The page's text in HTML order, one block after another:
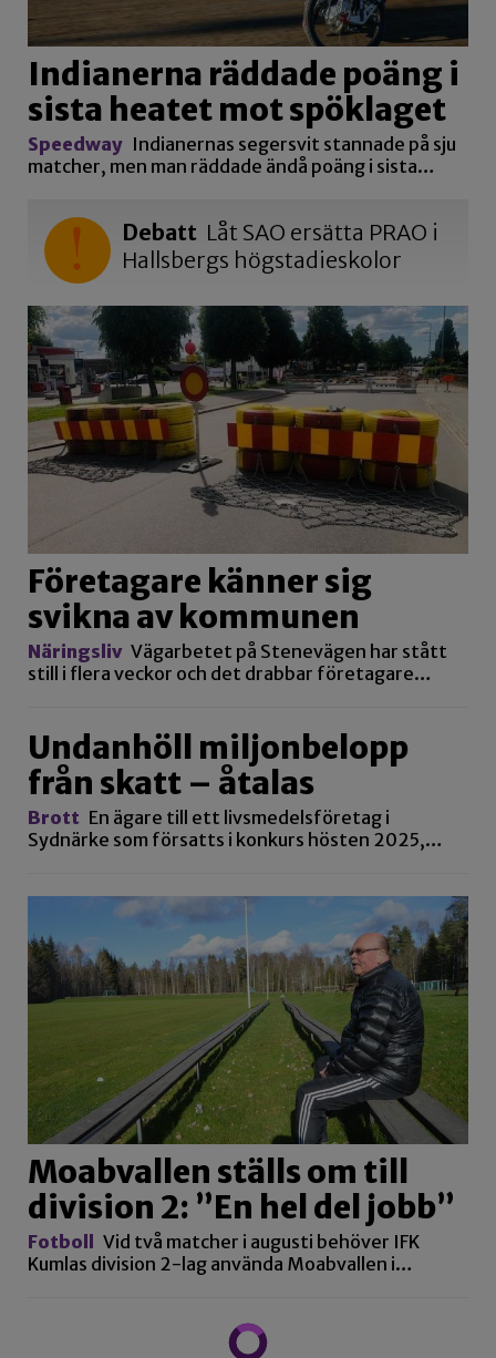
Indianerna räddade poäng i
sista heatet mot spöklaget
Speedway Indianernas segersvit stannade på sju
matcher, men man räddade ändå poäng i sista…
Debatt Låt SAO ersätta PRAO i
Hallsbergs högstadieskolor
Företagare känner sig
svikna av kommunen
Näringsliv Vägarbetet på Stenevägen har stått
still i flera veckor och det drabbar företagare…
Undanhöll miljonbelopp
från skatt – åtalas
Brott En ägare till ett livsmedelsföretag i
Sydnärke som försatts i konkurs hösten 2025,…
Moabvallen ställs om till
division 2: ”En hel del jobb”
Fotboll
Vid två matcher i augusti behöver IFK
Kumlas division 2-lag använda Moabvallen i…